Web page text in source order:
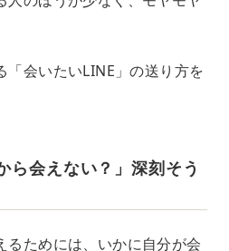
「会いたいLINE」の送り方を
ら会えない？」深刻そう
るためには、いかに自分が会